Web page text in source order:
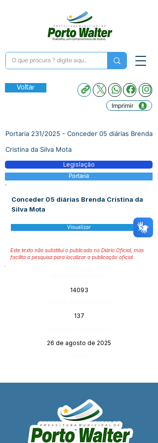
Voltar
Imprimir
Portaria 231/2025 - Conceder 05 diárias Brenda
Cristina da Silva Mota
Legislação
Portaria
Conceder 05 diárias Brenda Cristina da
Silva Mota
Visualizar
Este texto não substitui o publicado no Diário Oficial, mas
facilita a pesquisa para localizar a publicação oficial.
14093
137
26 de agosto de 2025